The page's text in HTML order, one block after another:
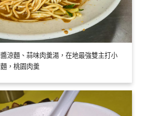
涼麵、蒜味肉羹湯，在地最強雙主打小
，桃園肉羹